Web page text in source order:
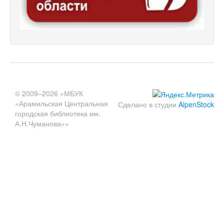
Сделано в студии AlpenStock
© 2009–2026 «МБУК
«Арамильская Центральная
городская библиотека им.
А.Н.Чуманова»»